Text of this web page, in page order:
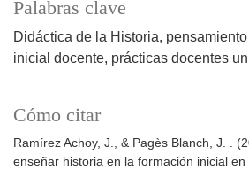
Palabras clave
Didáctica de la Historia
inicial docente prácticas docentes
Cómo citar
Ramírez Achoy, J., & Pagès Blanch, J. .
enseñar historia en la formación inicial en